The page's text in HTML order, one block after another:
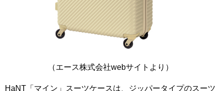
（エース株式会社webサイトより）
HaNT「マイン」スーツケースは、ジッパータイプのスーツ